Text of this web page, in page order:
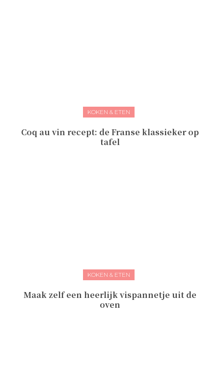
KOKEN & ETEN
Coq au vin recept: de Franse klassieker op
tafel
KOKEN & ETEN
Maak zelf een heerlijk vispannetje uit de
oven